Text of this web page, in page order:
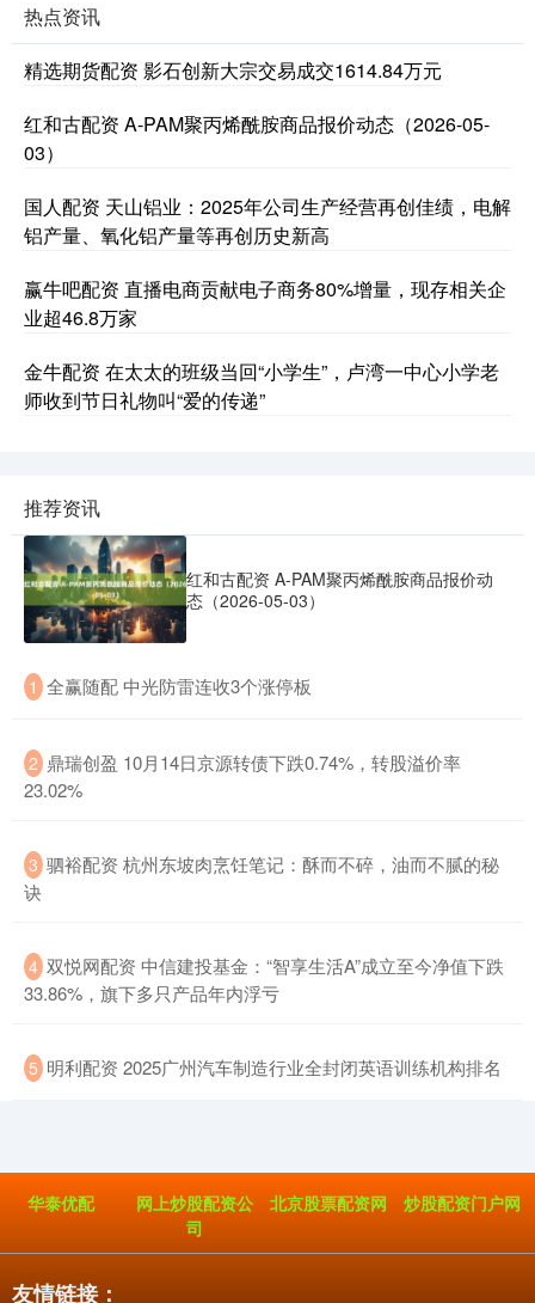
热点资讯
精选期货配资 影石创新大宗交易成交1614.84万元
红和古配资 A-PAM聚丙烯酰胺商品报价动态（2026-05-
03）
国人配资 天山铝业：2025年公司生产经营再创佳绩，电解
铝产量、氧化铝产量等再创历史新高
赢牛吧配资 直播电商贡献电子商务80%增量，现存相关企
业超46.8万家
金牛配资 在太太的班级当回“小学生”，卢湾一中心小学老
师收到节日礼物叫“爱的传递”
推荐资讯
红和古配资 A-PAM聚丙烯酰胺商品报价动
态（2026-05-03）
1 ​全赢随配 中光防雷连收3个涨停板
2 ​鼎瑞创盈 10月14日京源转债下跌0.74%，转股溢价率
23.02%
3 ​驷裕配资 杭州东坡肉烹饪笔记：酥而不碎，油而不腻的秘
诀
4 ​双悦网配资 中信建投基金：“智享生活A”成立至今净值下跌
33.86%，旗下多只产品年内浮亏
5 ​明利配资 2025广州汽车制造行业全封闭英语训练机构排名
华泰优配
网上炒股配资公
司
北京股票配资网 炒股配资门户网
友情链接：